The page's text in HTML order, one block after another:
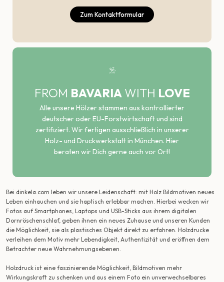
Zum Kontaktformular
FROM BAVARIAWITH LOVE
Alle unsere Hölzer stammen aus kontrollierter
deutscher oder EU-Forstwirtschaft und sind
zertifiziert. Wir fertigen ausschließlich in unserer
Holz- und Druckwerkstatt in München. Hier
beraten wir Dich gerne auch vor Ort!
Bei dinkela.com leben wir unsere Leidenschaft: mit Holz Bildmotiven neues
Leben einhauchen und sie haptisch erlebbar machen. Hierbei wecken wir
Fotos auf Smartphones, Laptops und USB-Sticks aus ihrem digitalen
Dornröschenschlaf, geben ihnen ein neues Zuhause und unseren Kunden
die Möglichkeit, sie als plastisches Objekt direkt zu erfahren. Holzdrucke
verleihen dem Motiv mehr Lebendigkeit, Authentizität und eröffnen dem
Betrachter neue Wahrnehmungsebenen.
Holzdruck ist eine faszinierende Möglichkeit, Bildmotiven mehr
Wirkungskraft zu schenken und aus einem Foto ein unverwechselbares